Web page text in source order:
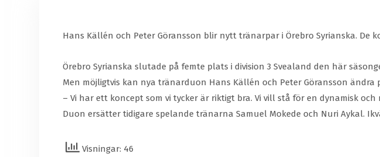
Hans Källén och Peter Göransson blir nytt tränarpar i Örebro Syrianska. De
Örebro Syrianska slutade på femte plats i division 3 Svealand den här
Men möjligtvis kan nya tränarduon Hans Källén och Peter Göransson ändra
– Vi har ett koncept som vi tycker är riktigt bra. Vi vill stå för en dynamisk
Duon ersätter tidigare spelande tränarna Samuel Mokede och Nuri Aykal.
Visningar: 46